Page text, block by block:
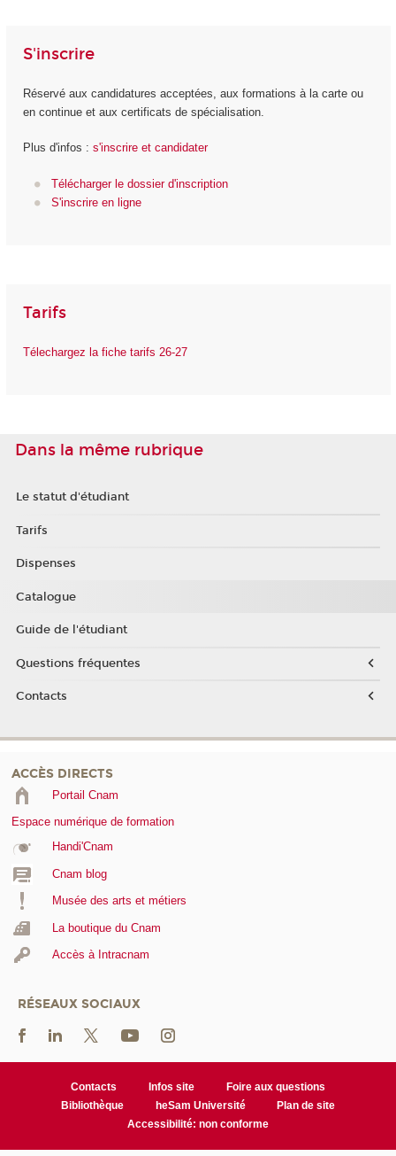
S'inscrire
Réservé aux candidatures acceptées, aux formations à la carte ou
en continue et aux certificats de spécialisation.
Plus d'infos : s'inscrire et candidater
Télécharger le dossier d'inscription
S'inscrire en ligne
Tarifs
Télechargez la fiche tarifs 26-27
Dans la même rubrique
Le statut d'étudiant
Tarifs
Dispenses
Catalogue
Guide de l'étudiant
Questions fréquentes
Contacts
ACCÈS DIRECTS
Portail Cnam
Espace numérique de formation
Handi'Cnam
Cnam blog
Musée des arts et métiers
La boutique du Cnam
Accès à Intracnam
RÉSEAUX SOCIAUX
Contacts Infos site
Foire aux questions
Bibliothèque
heSam Université
Plan de site
Accessibilité: non conforme